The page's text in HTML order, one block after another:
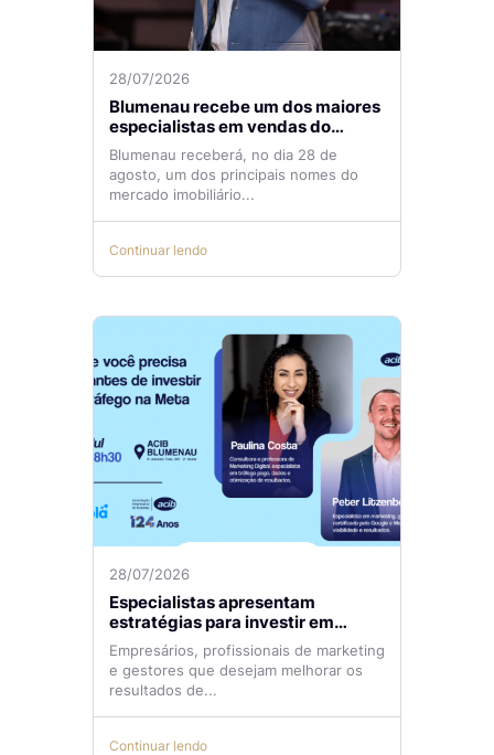
28/07/2026
Blumenau recebe um dos maiores
especialistas em vendas do
mercado imobiliário
Blumenau receberá, no dia 28 de
agosto, um dos principais nomes do
mercado imobiliário...
Continuar lendo
28/07/2026
Especialistas apresentam
estratégias para investir em
tráfego pago com mais eficiência
Empresários, profissionais de marketing
e gestores que desejam melhorar os
resultados de...
Continuar lendo